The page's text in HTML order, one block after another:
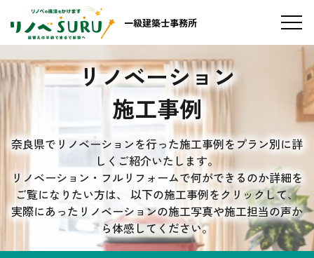
一級建築士事務所
リノベーション
施工事例
奈良県でリノベーションを行った施工事例をプラン別に詳
しくご紹介いたします。
リノベーション・フルリフォームで何ができるのか詳細を
ご覧になりたい方は、
以下の施工事例をクリックして、
実際にあったリノベーションの施工写真や施工担当の声か
ら体感してください。